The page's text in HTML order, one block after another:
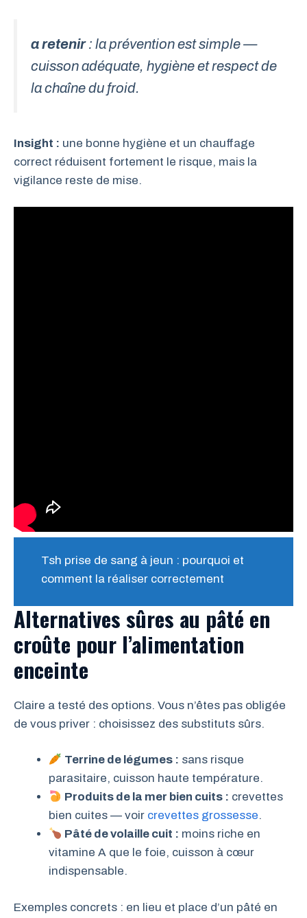
a retenir: la prévention est simple —
cuisson adéquate, hygiène et respect de
la chaîne du froid.
Insight : une bonne hygiène et un chauffage
correct réduisent fortement le risque, mais la
vigilance reste de mise.
Tsh prise de sang à jeun : pourquoi et
comment la réaliser correctement
Alternatives sûres au pâté en
croûte pour l’alimentation
enceinte
Claire a testé des options. Vous n’êtes pas obligée
de vous priver : choisissez des substituts sûrs.
Terrine de légumes : sans risque
parasitaire, cuisson haute température.
Produits de la mer bien cuits : crevettes
bien cuites — voir crevettes grossesse.
Pâté de volaille cuit : moins riche en
vitamine A que le foie, cuisson à cœur
indispensable.
Exemples concrets : en lieu et place d’un pâté en